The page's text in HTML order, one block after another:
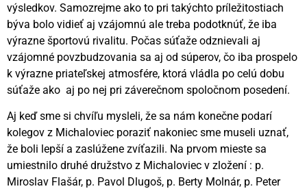
výsledkov. Samozrejme ako to pri takýchto príležitostiach
býva bolo vidieť aj vzájomnú ale treba podotknúť, že iba
výrazne športovú rivalitu. Počas súťaže odznievali aj
vzájomné povzbudzovania sa aj od súperov, čo iba prospelo
k výrazne priateľskej atmosfére, ktorá vládla po celú dobu
súťaže ako aj po nej pri záverečnom spoločnom posedení.
Aj keď sme si chvíľu mysleli, že sa nám konečne podarí
kolegov z Michaloviec poraziť nakoniec sme museli uznať,
že boli lepší a zaslúžene zvíťazili. Na prvom mieste sa
umiestnilo druhé družstvo z Michaloviec v zložení : p.
Miroslav Flašár, p. Pavol Dlugoš, p. Berty Molnár, p. Peter